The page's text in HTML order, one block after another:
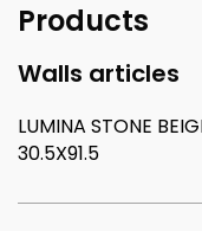
Products
Walls articles
LUMINA STONE
30.5X91.5